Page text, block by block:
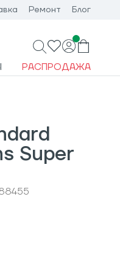
Ремонт Блог
РАСПРОДАЖА
Super